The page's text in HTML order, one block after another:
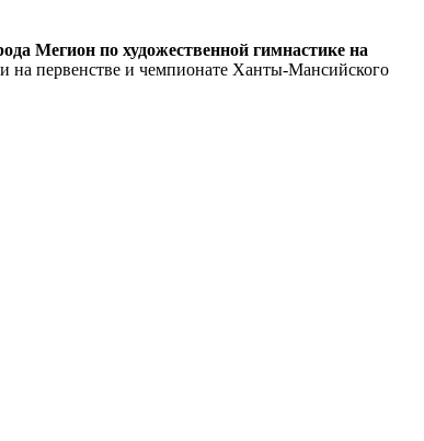
Мегион по художественной гимнастике на
на первенстве и чемпионате Ханты-Мансийского